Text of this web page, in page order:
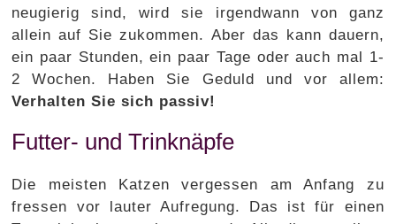
neugierig sind, wird sie irgendwann von ganz
allein auf Sie zukommen. Aber das kann dauern,
ein paar Stunden, ein paar Tage oder auch mal 1-
2 Wochen. Haben Sie Geduld und vor allem:
Verhalten Sie sich passiv!
Futter- und Trinknäpfe
Die meisten Katzen vergessen am Anfang zu
fressen vor lauter Aufregung. Das ist für einen